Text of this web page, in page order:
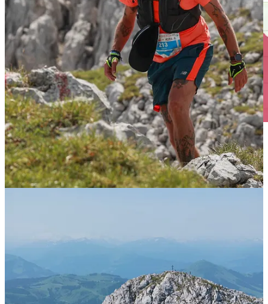
Top 2: de beklimming die ik liet schieten
Hierdoor moest ik een deel van de route dezelfde weg terug, om
ergens halverwege aan te haken bij de Speedtrailers. Het eerste stuk
downhill ging lekker. Een beloning voor die lange klim! Bij het
kruispunt waar ik in kon stappen op de Speedtrail neem ik nog wat
En tijdens die laatste klim weet ik: het is een goed besluit geweest te
switchen. Want ja, ik ga finishen en nee, ik had het de laatste
beklimming van de Skyrace zo zwaar gehad dat ik het derde cut-off
point wel/niet/wel/niet/wel/niet gehaald zou hebben, waardoor ik
misschien wel een DNF zou moeten registreren.